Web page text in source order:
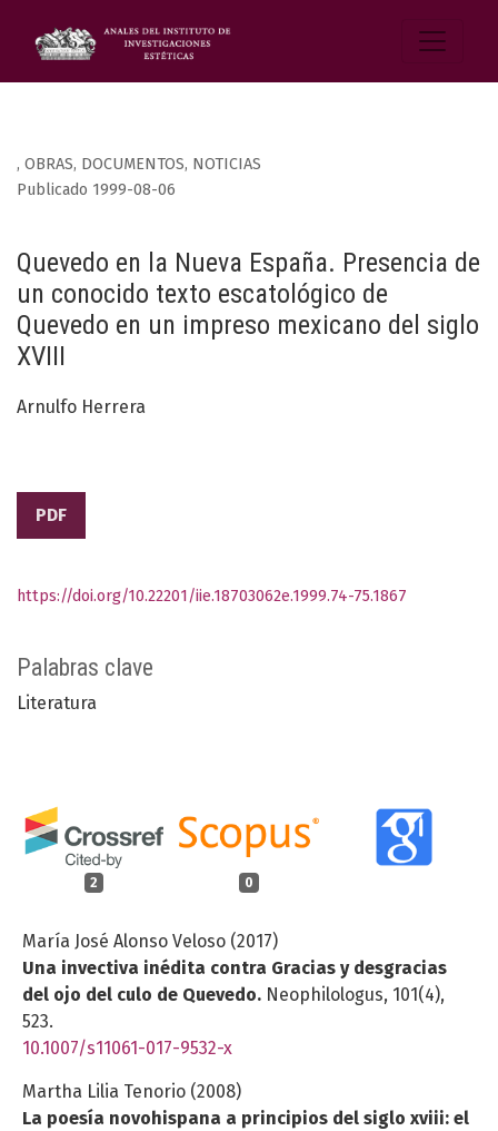
, OBRAS, DOCUMENTOS, NOTICIAS
Quevedo en la Nueva España. Presencia de
un conocido texto escatológico de
Quevedo en un impreso mexicano del siglo
XVIII
Publicado 1999-08-06
Arnulfo Herrera
PDF
Palabras clave
Literatura
2 0
María José Alonso Veloso (2017)
Una invectiva inédita contra Gracias y desgracias
del ojo del culo de Quevedo. Neophilologus, 101(4),
523.
10.1007/s11061-017-9532-x
Martha Lilia Tenorio (2008)
La poesía novohispana a principios del siglo xviii: el
https://doi.org/10.22201/iie.18703062e.1999.74-75.1867